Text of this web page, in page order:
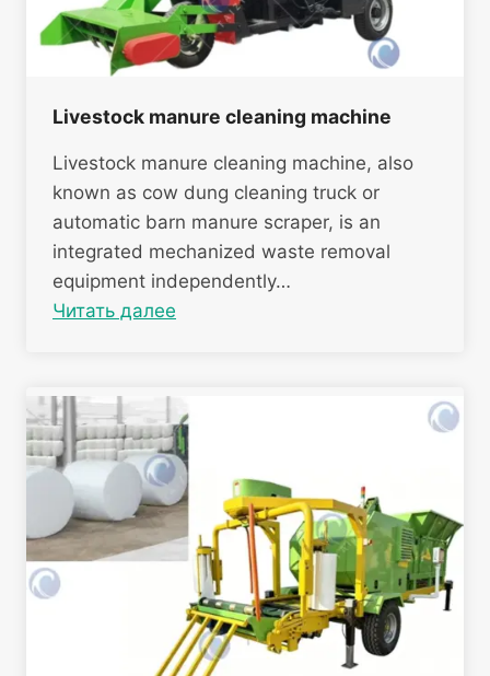
Livestock manure cleaning machine
Livestock manure cleaning machine, also
known as cow dung cleaning truck or
automatic barn manure scraper, is an
integrated mechanized waste removal
equipment independently…
Читать далее